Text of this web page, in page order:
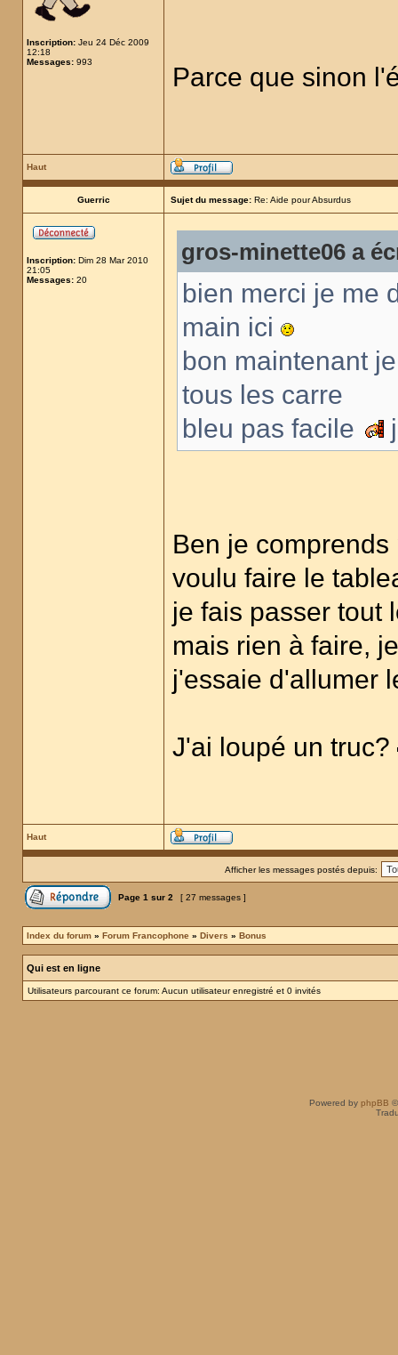
Inscription: Jeu 24 Déc 2009
12:18
Messages: 993
Parce que sinon
Haut
Guerric Sujet du message: Re: Aide pour Absurdus
Inscription: Dim 28 Mar 2010
21:05
Messages: 20
gros-minette06 a
bien merci je me
main ici
bon maintenant
tous les carre
bleu pas facile
Ben je
voulu faire le
je fais passer tout
mais rien à faire,
j'essaie d'allumer
J'ai loupé un truc?
Haut
Afficher les messages postés depuis:
Page 1 sur 2 [ 27 messages ]
Index du forum » Forum Francophone » Divers » Bonus
Qui est en ligne
Utilisateurs parcourant ce forum: Aucun utilisateur enregistré et 0 invités
Powered by phpBB